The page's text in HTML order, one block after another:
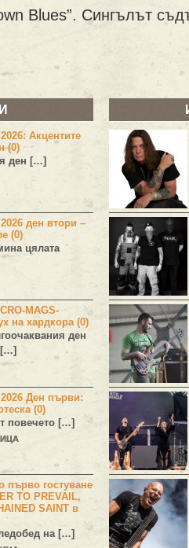
Blues”. Сингълът
Акцентите
(0)
ден […]
ден втори –
(0)
цялата
MAGS-
на хардкора (0)
ден
[…]
Ден първи:
(0)
повечето […]
първо гостуване
TO PREVAIL,
SAINT в
на […]